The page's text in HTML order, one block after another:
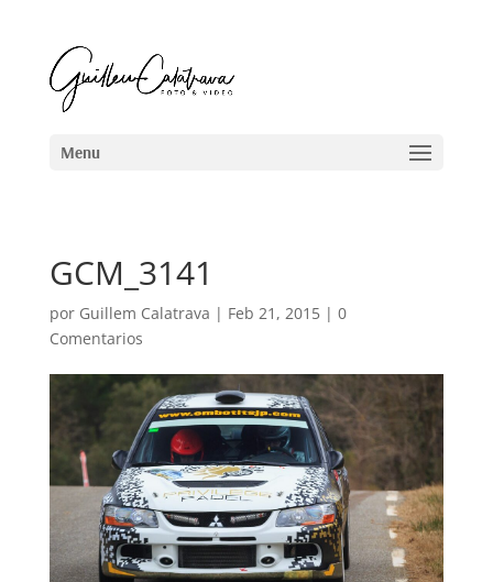
GCM_3141
por Guillem Calatrava | Feb 21, 2015| 0
Comentarios